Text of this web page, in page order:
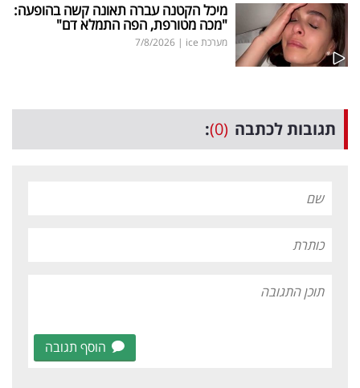
מיכל הקטנה עברה תאונה קשה בהופעה:
"מכה מטורפת, הפה התמלא דם"
מערכת ice |
7/8/2026
תגובות לכתבה (0)
:
הוסף תגובה